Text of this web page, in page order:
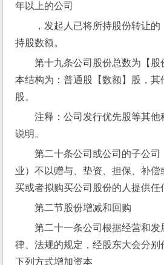
年以上的公司
，发起人已将所持股份转让
持股数额。
第十九条公司股份总数为【股
本结构为：普通股【数额】股，其
股。
注释：公司发行优先股等其他
说明。
第二十条公司或公司的子公司
业）不以赠与、垫资、担保、补偿
买或者拟购买公司股份的人提供任
第二节股份增减和回购
第二十一条公司根据经营和发
律、法规的规定，经股东大会分别
下列方式增加资本